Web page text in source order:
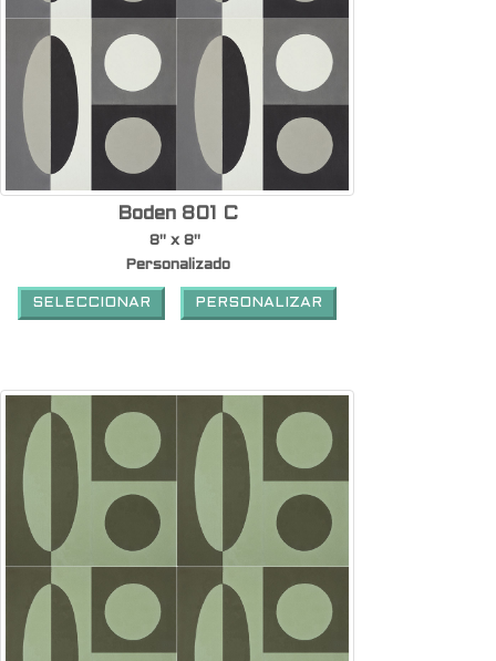
Boden 801 C
8" x 8"
Personalizado
SELECCIONAR PERSONALIZAR